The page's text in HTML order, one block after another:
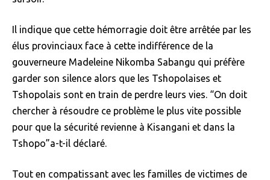
Il indique que cette hémorragie doit être arrêtée par les
élus provinciaux face à cette indifférence de la
gouverneure Madeleine Nikomba Sabangu qui préfère
garder son silence alors que les Tshopolaises et
Tshopolais sont en train de perdre leurs vies. “On doit
chercher à résoudre ce problème le plus vite possible
pour que la sécurité revienne à Kisangani et dans la
Tshopo”a-t-il déclaré.
Tout en compatissant avec les familles de victimes de